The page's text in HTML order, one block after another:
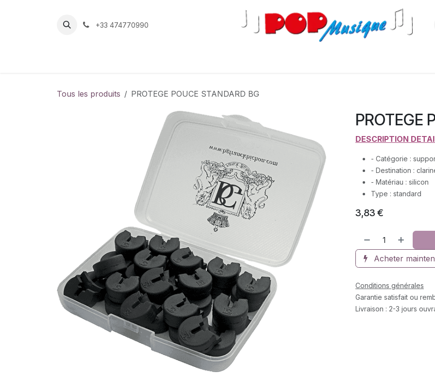
+33 474770990
Tous les produits PROTEGE POUCE STANDARD BG
PROTEGE
DESCRIPTION
- Catégorie :
- Destination :
- Matériau : silicon
Type : standard
3,83 €
Acheter
Conditions générales
Garantie satisfait ou
Livraison : 2-3 jours